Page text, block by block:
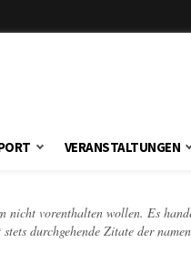
VERANSTALTUNGEN
nicht vorenthalten wollen. Es
durchgehende Zitate der